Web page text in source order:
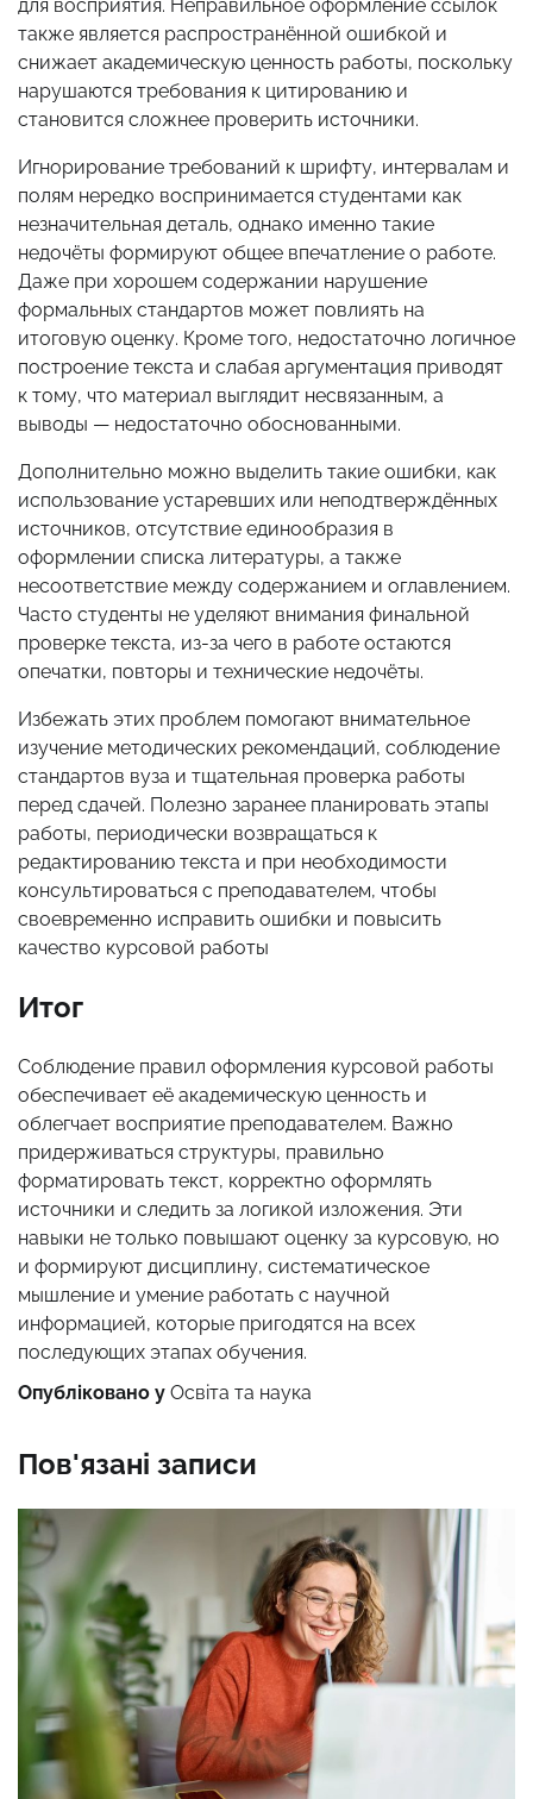
для восприятия. Неправильное оформление ссылок
также является распространённой ошибкой и
снижает академическую ценность работы, поскольку
нарушаются требования к цитированию и
становится сложнее проверить источники.
Игнорирование требований к шрифту, интервалам и
полям нередко воспринимается студентами как
незначительная деталь, однако именно такие
недочёты формируют общее впечатление о работе.
Даже при хорошем содержании нарушение
формальных стандартов может повлиять на
итоговую оценку. Кроме того, недостаточно логичное
построение текста и слабая аргументация приводят
к тому, что материал выглядит несвязанным, а
выводы — недостаточно обоснованными.
Дополнительно можно выделить такие ошибки, как
использование устаревших или неподтверждённых
источников, отсутствие единообразия в
оформлении списка литературы, а также
несоответствие между содержанием и оглавлением.
Часто студенты не уделяют внимания финальной
проверке текста, из-за чего в работе остаются
опечатки, повторы и технические недочёты.
Избежать этих проблем помогают внимательное
изучение методических рекомендаций, соблюдение
стандартов вуза и тщательная проверка работы
перед сдачей. Полезно заранее планировать этапы
работы, периодически возвращаться к
редактированию текста и при необходимости
консультироваться с преподавателем, чтобы
своевременно исправить ошибки и повысить
качество курсовой работы
Итог
Соблюдение правил оформления курсовой работы
обеспечивает её академическую ценность и
облегчает восприятие преподавателем. Важно
придерживаться структуры, правильно
форматировать текст, корректно оформлять
источники и следить за логикой изложения. Эти
навыки не только повышают оценку за курсовую, но
и формируют дисциплину, систематическое
мышление и умение работать с научной
информацией, которые пригодятся на всех
последующих этапах обучения.
Опубліковано у Освіта та наука
Пов'язані записи